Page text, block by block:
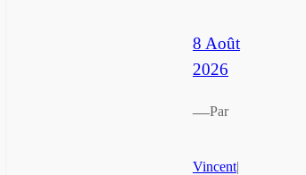
8 Août
2026
—Par
Vincent|